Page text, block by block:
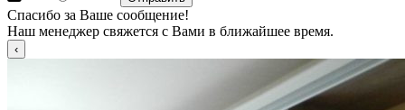
Спасибо за Ваше сообщение!
Наш менеджер свяжется с Вами в ближайшее время.